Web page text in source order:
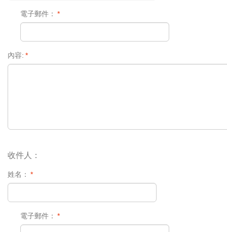
*
電子郵件：
*
內容:
收件人：
*
姓名：
*
電子郵件：